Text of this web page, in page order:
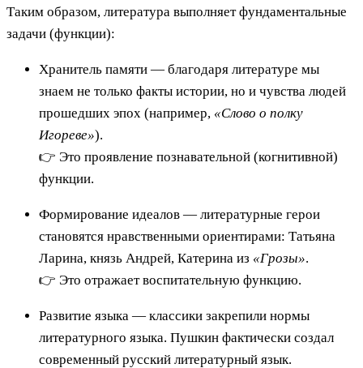
Таким образом, литература выполняет фундаментальные
задачи (функции):
Хранитель памяти — благодаря литературе мы
знаем не только факты истории, но и чувства людей
прошедших эпох (например, «Слово о полку
Игореве»).
👉 Это проявление познавательной (когнитивной)
функции.
Формирование идеалов — литературные герои
становятся нравственными ориентирами: Татьяна
Ларина, князь Андрей, Катерина из «Грозы».
👉 Это отражает воспитательную функцию.
Развитие языка — классики закрепили нормы
литературного языка. Пушкин фактически создал
современный русский литературный язык.